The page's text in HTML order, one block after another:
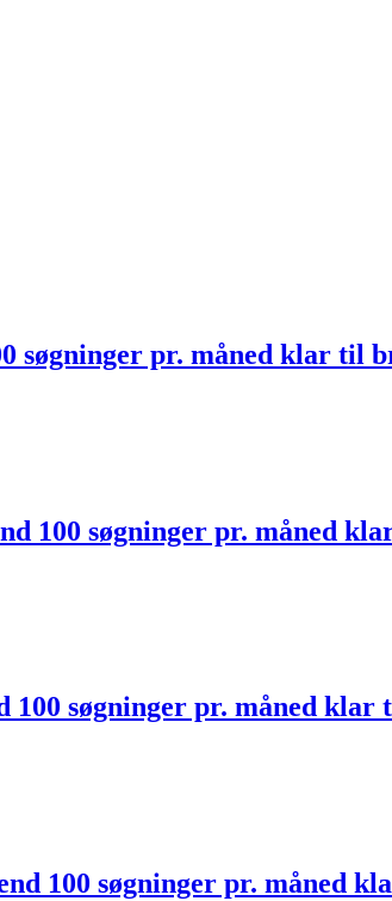
søgninger pr. måned klar til
100 søgninger pr. måned
søgninger pr. måned klar
100 søgninger pr. måned